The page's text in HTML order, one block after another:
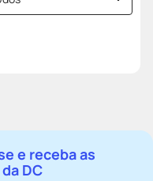
e receba as
DC